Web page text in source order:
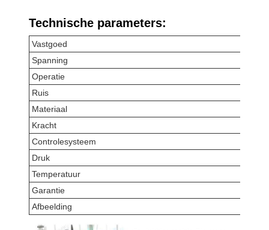
Technische parameters:
Vastgoed
Spanning
Operatie
Ruis
Materiaal
Kracht
Controlesysteem
Druk
Temperatuur
Garantie
Afbeelding